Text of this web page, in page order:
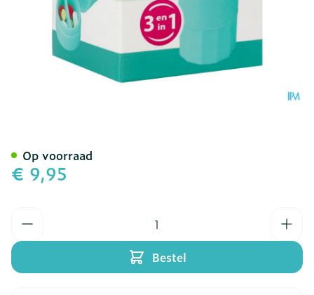
€ 9,95
Bestel
Op voorraad